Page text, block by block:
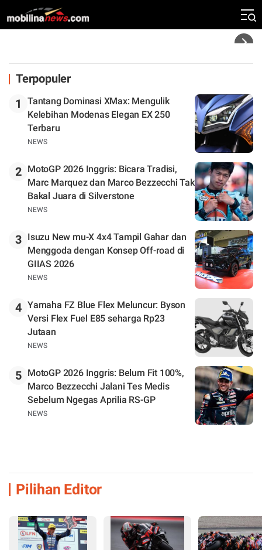
Mandalika
Terpopuler
1
Tantang Dominasi XMax: Mengulik
Kelebihan Modenas Elegan EX 250
Terbaru
NEWS
2
MotoGP 2026 Inggris: Bicara Tradisi,
Marc Marquez dan Marco Bezzecchi Tak
Bakal Juara di Silverstone
NEWS
3
Isuzu New mu-X 4x4 Tampil Gahar dan
Menggoda dengan Konsep Off-road di
GIIAS 2026
NEWS
4 Yamaha FZ Blue Flex Meluncur: Byson
Versi Flex Fuel E85 seharga Rp23
Jutaan
NEWS
5
MotoGP 2026 Inggris: Belum Fit 100%,
Marco Bezzecchi Jalani Tes Medis
Sebelum Ngegas Aprilia RS-GP
NEWS
Pilihan Editor